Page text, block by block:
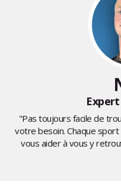
"Pas toujours facile de
votre besoin. Chaque
vous aider à vous y